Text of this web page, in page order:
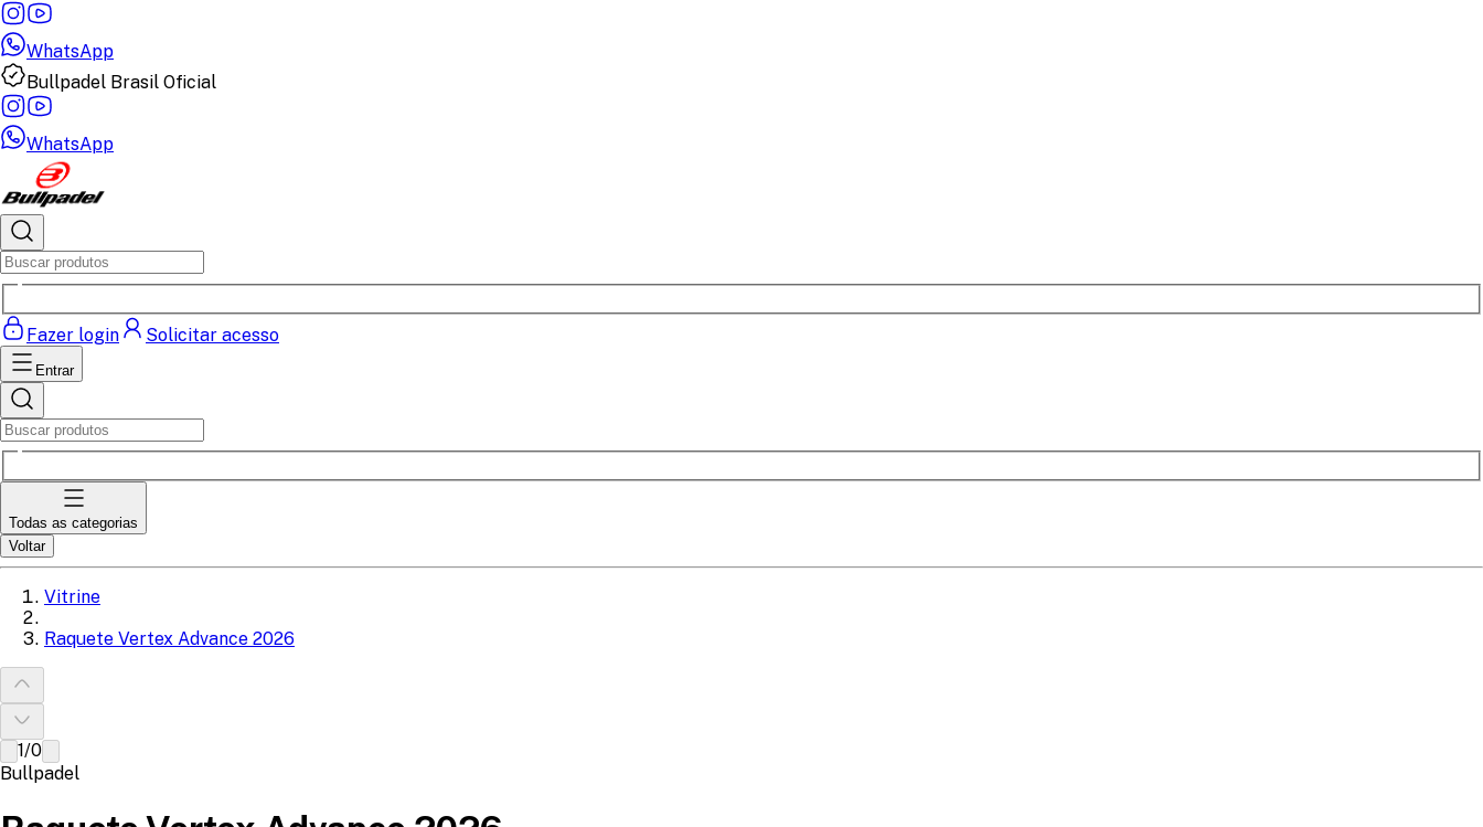
WhatsApp
Bullpadel Brasil Oficial
WhatsApp
Fazer login Solicitar acesso
Entrar
Todas as categorias
Voltar
Vitrine
Raquete Vertex Advance 2026
1/0
Bullpadel